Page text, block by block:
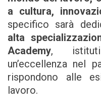
a cultura,
specifico sarà
alta
Academy, istituti
un’eccellenza nel
rispondono alle
lavoro.